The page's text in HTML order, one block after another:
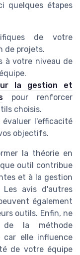
quelques étapes
de votre
de projets.
à votre niveau de
la gestion et
pour renforcer
choisis.
l'efficacité
objectifs.
la théorie en
outil contribue
et à la gestion
avis d'autres
également
outils. Enfin, ne
de la méthode
car elle influence
de votre équipe